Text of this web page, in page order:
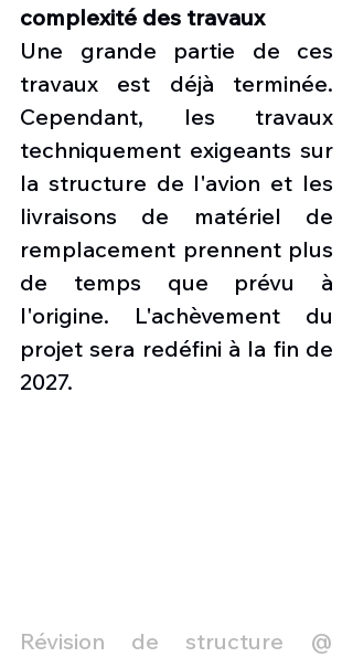
complexité des travaux
Une grande partie de ces
travaux est déjà terminée.
Cependant, les travaux
techniquement exigeants sur
la structure de l'avion et les
livraisons de matériel de
remplacement prennent plus
de temps que prévu à
l'origine. L'achèvement du
projet sera redéfini à la fin de
2027.
Révision de structure @